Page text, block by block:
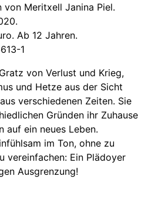
von Meritxell Janina Piel.
Ab 12 Jahren.
1
von Verlust und Krieg,
und Hetze aus der Sicht
verschiedenen Zeiten. Sie
Gründen ihr Zuhause
auf ein neues Leben.
im Ton, ohne zu
vereinfachen: Ein Plädoyer
Ausgrenzung!